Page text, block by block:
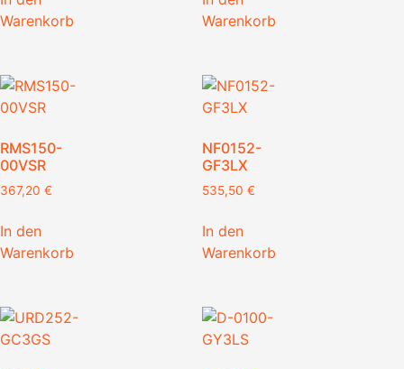
Warenkorb
Warenkorb
RMS150-
00VSR
367,20 €
In den
Warenkorb
NF0152-
GF3LX
535,50 €
In den
Warenkorb